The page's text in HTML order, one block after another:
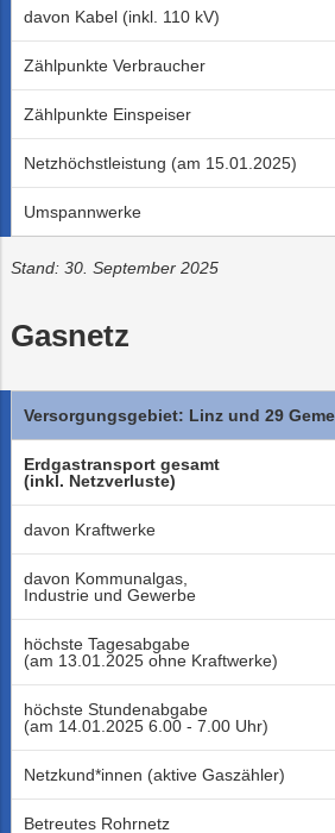
Nachhaltigkeit
Versorgungssicherheit
Projekte
LINZ
AG-
Kulturzeit
davon Kabel (inkl. 110 kV)
Zählpunkte Verbraucher
Zählpunkte Einspeiser
Netzhöchstleistung (am 15.01.2025)
Umspannwerke
Stand: 30. September 2025
Gasnetz
Versorgungsgebiet: Linz und 29
Erdgastransport gesamt
(inkl. Netzverluste)
davon Kraftwerke
davon Kommunalgas,
Industrie und Gewerbe
höchste Tagesabgabe
(am 13.01.2025 ohne Kraftwerke)
höchste Stundenabgabe
(am 14.01.2025 6.00 - 7.00 Uhr)
Netzkund*innen (aktive Gaszähler)
Betreutes Rohrnetz